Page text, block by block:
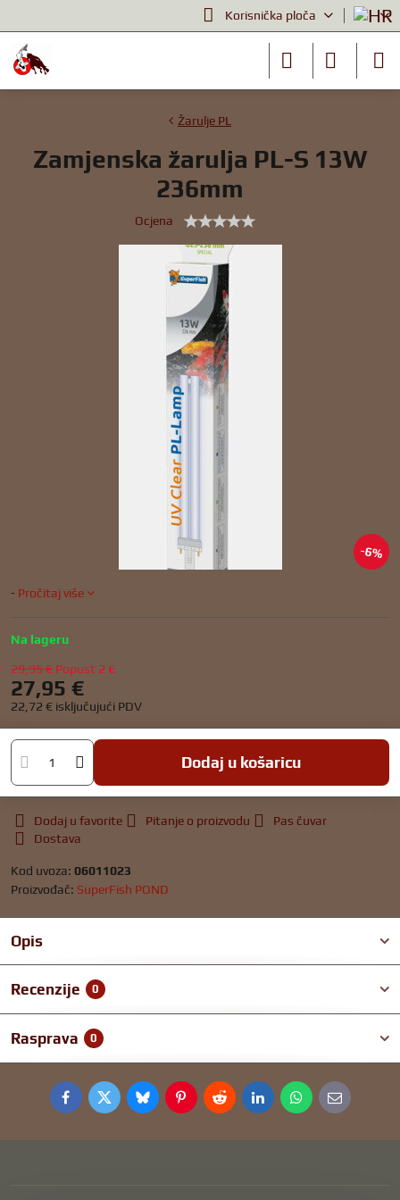
Korisnička ploča
6%
Žarulje PL
Zamjenska žarulja PL-S 13W
236mm
Ocjena
- Pročitaj više
Na lageru
29,95 € Popust 2 €
27,95 €
22,72 € isključujući PDV
Dodaj u košaricu
Dodaj u favorite Pitanje o proizvodu
Pas čuvar
Dostava
Kod uvoza: 06011023
Proizvođač: SuperFish POND
Opis
Recenzije 0
Rasprava 0
FacebookTwitterBlueskyPinterestRedditLinkedInWhatsApp
E-
mail